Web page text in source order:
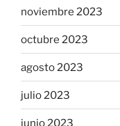
noviembre 2023
octubre 2023
agosto 2023
julio 2023
junio 2023